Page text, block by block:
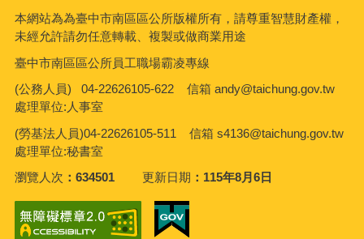
本網站為為臺中市南區區公所版權所有，請尊重智慧財產權，
未經允許請勿任意轉載、複製或做商業用途
臺中市南區區公所員工職場霸凌專線
(公務人員) 04-22626105-622 信箱 andy@taichung.gov.tw
處理單位:人事室
(勞基法人員)04-22626105-511 信箱 s4136@taichung.gov.tw
處理單位:秘書室
瀏覽人次
634501 更新日期 115年8月6日